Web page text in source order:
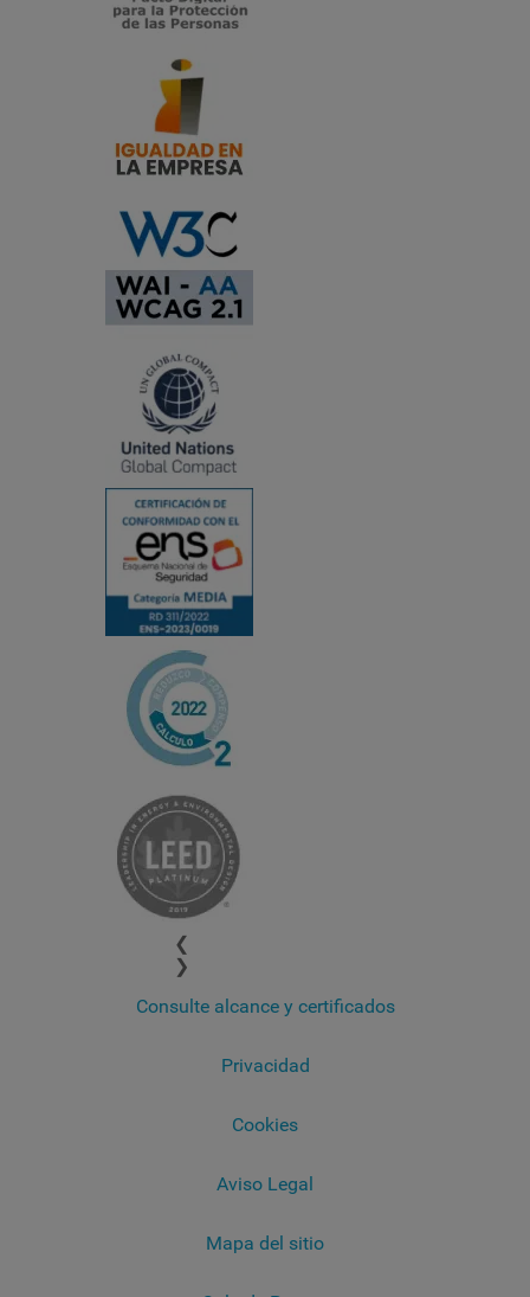
❮
❯
Consulte alcance y certificados
Privacidad
Cookies
Aviso Legal
Mapa del sitio